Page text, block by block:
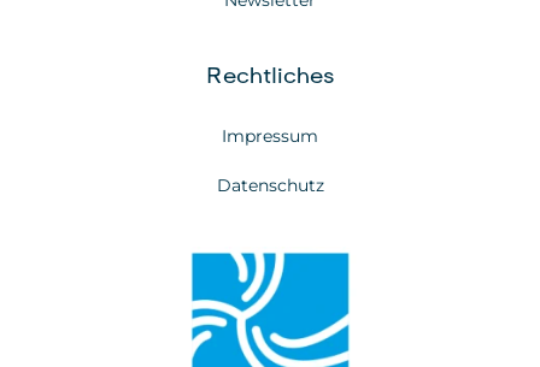
Rechtliches
Impressum
Datenschutz